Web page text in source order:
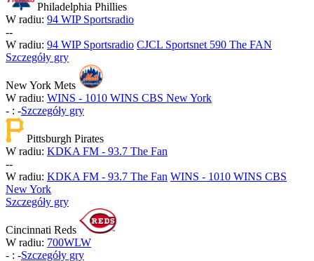
Philadelphia Phillies
W radiu: 94 WIP Sportsradio
--
W radiu: 94 WIP Sportsradio CJCL Sportsnet 590 The FAN
Szczegóły gry
New York Mets
W radiu: WINS - 1010 WINS CBS New York
- : -Szczegóły gry
Pittsburgh Pirates
W radiu: KDKA FM - 93.7 The Fan
--
W radiu: KDKA FM - 93.7 The Fan WINS - 1010 WINS CBS
New York
Szczegóły gry
Cincinnati Reds
W radiu: 700WLW
- : -Szczegóły gry